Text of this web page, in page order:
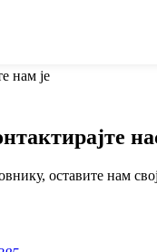
нам је
оставите нам